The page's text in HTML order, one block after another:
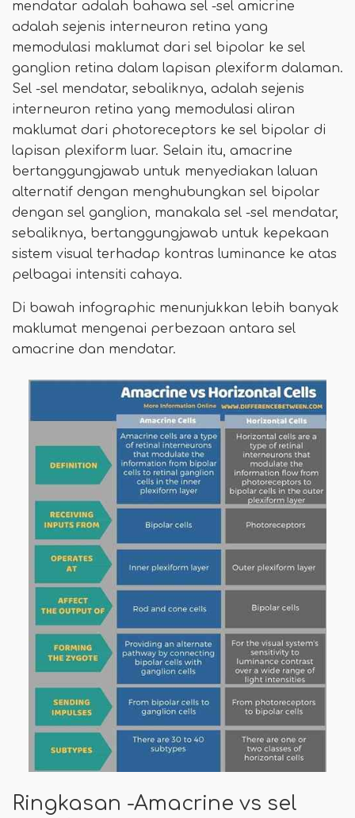
mendatar adalah bahawa sel -sel amicrine
adalah sejenis interneuron retina yang
memodulasi maklumat dari sel bipolar ke sel
ganglion retina dalam lapisan plexiform dalaman.
Sel -sel mendatar, sebaliknya, adalah sejenis
interneuron retina yang memodulasi aliran
maklumat dari photoreceptors ke sel bipolar di
lapisan plexiform luar. Selain itu, amacrine
bertanggungjawab untuk menyediakan laluan
alternatif dengan menghubungkan sel bipolar
dengan sel ganglion, manakala sel -sel mendatar,
sebaliknya, bertanggungjawab untuk kepekaan
sistem visual terhadap kontras luminance ke atas
pelbagai intensiti cahaya.
Di bawah infographic menunjukkan lebih banyak
maklumat mengenai perbezaan antara sel
amacrine dan mendatar.
Ringkasan -Amacrine vs sel